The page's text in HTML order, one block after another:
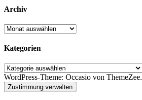
Archiv
Archiv
Kategorien
Kategorien
WordPress-Theme: Occasio von ThemeZee.
Zustimmung verwalten